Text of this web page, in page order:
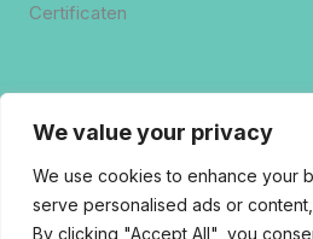
We value your privacy
We use cookies to enhance your
serve personalised ads or
By clicking "Accept All", you
Certificaten